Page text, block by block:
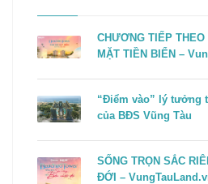
CHƯƠNG TIẾP
MẶT TIỀN BIỂN –
“Điểm vào” lý tưởng
của BĐS Vũng Tàu
SỐNG TRỌN SẮC
ĐỚI –